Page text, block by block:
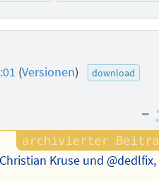
(Versionen)
download
–
Kruse und @dedlfix,